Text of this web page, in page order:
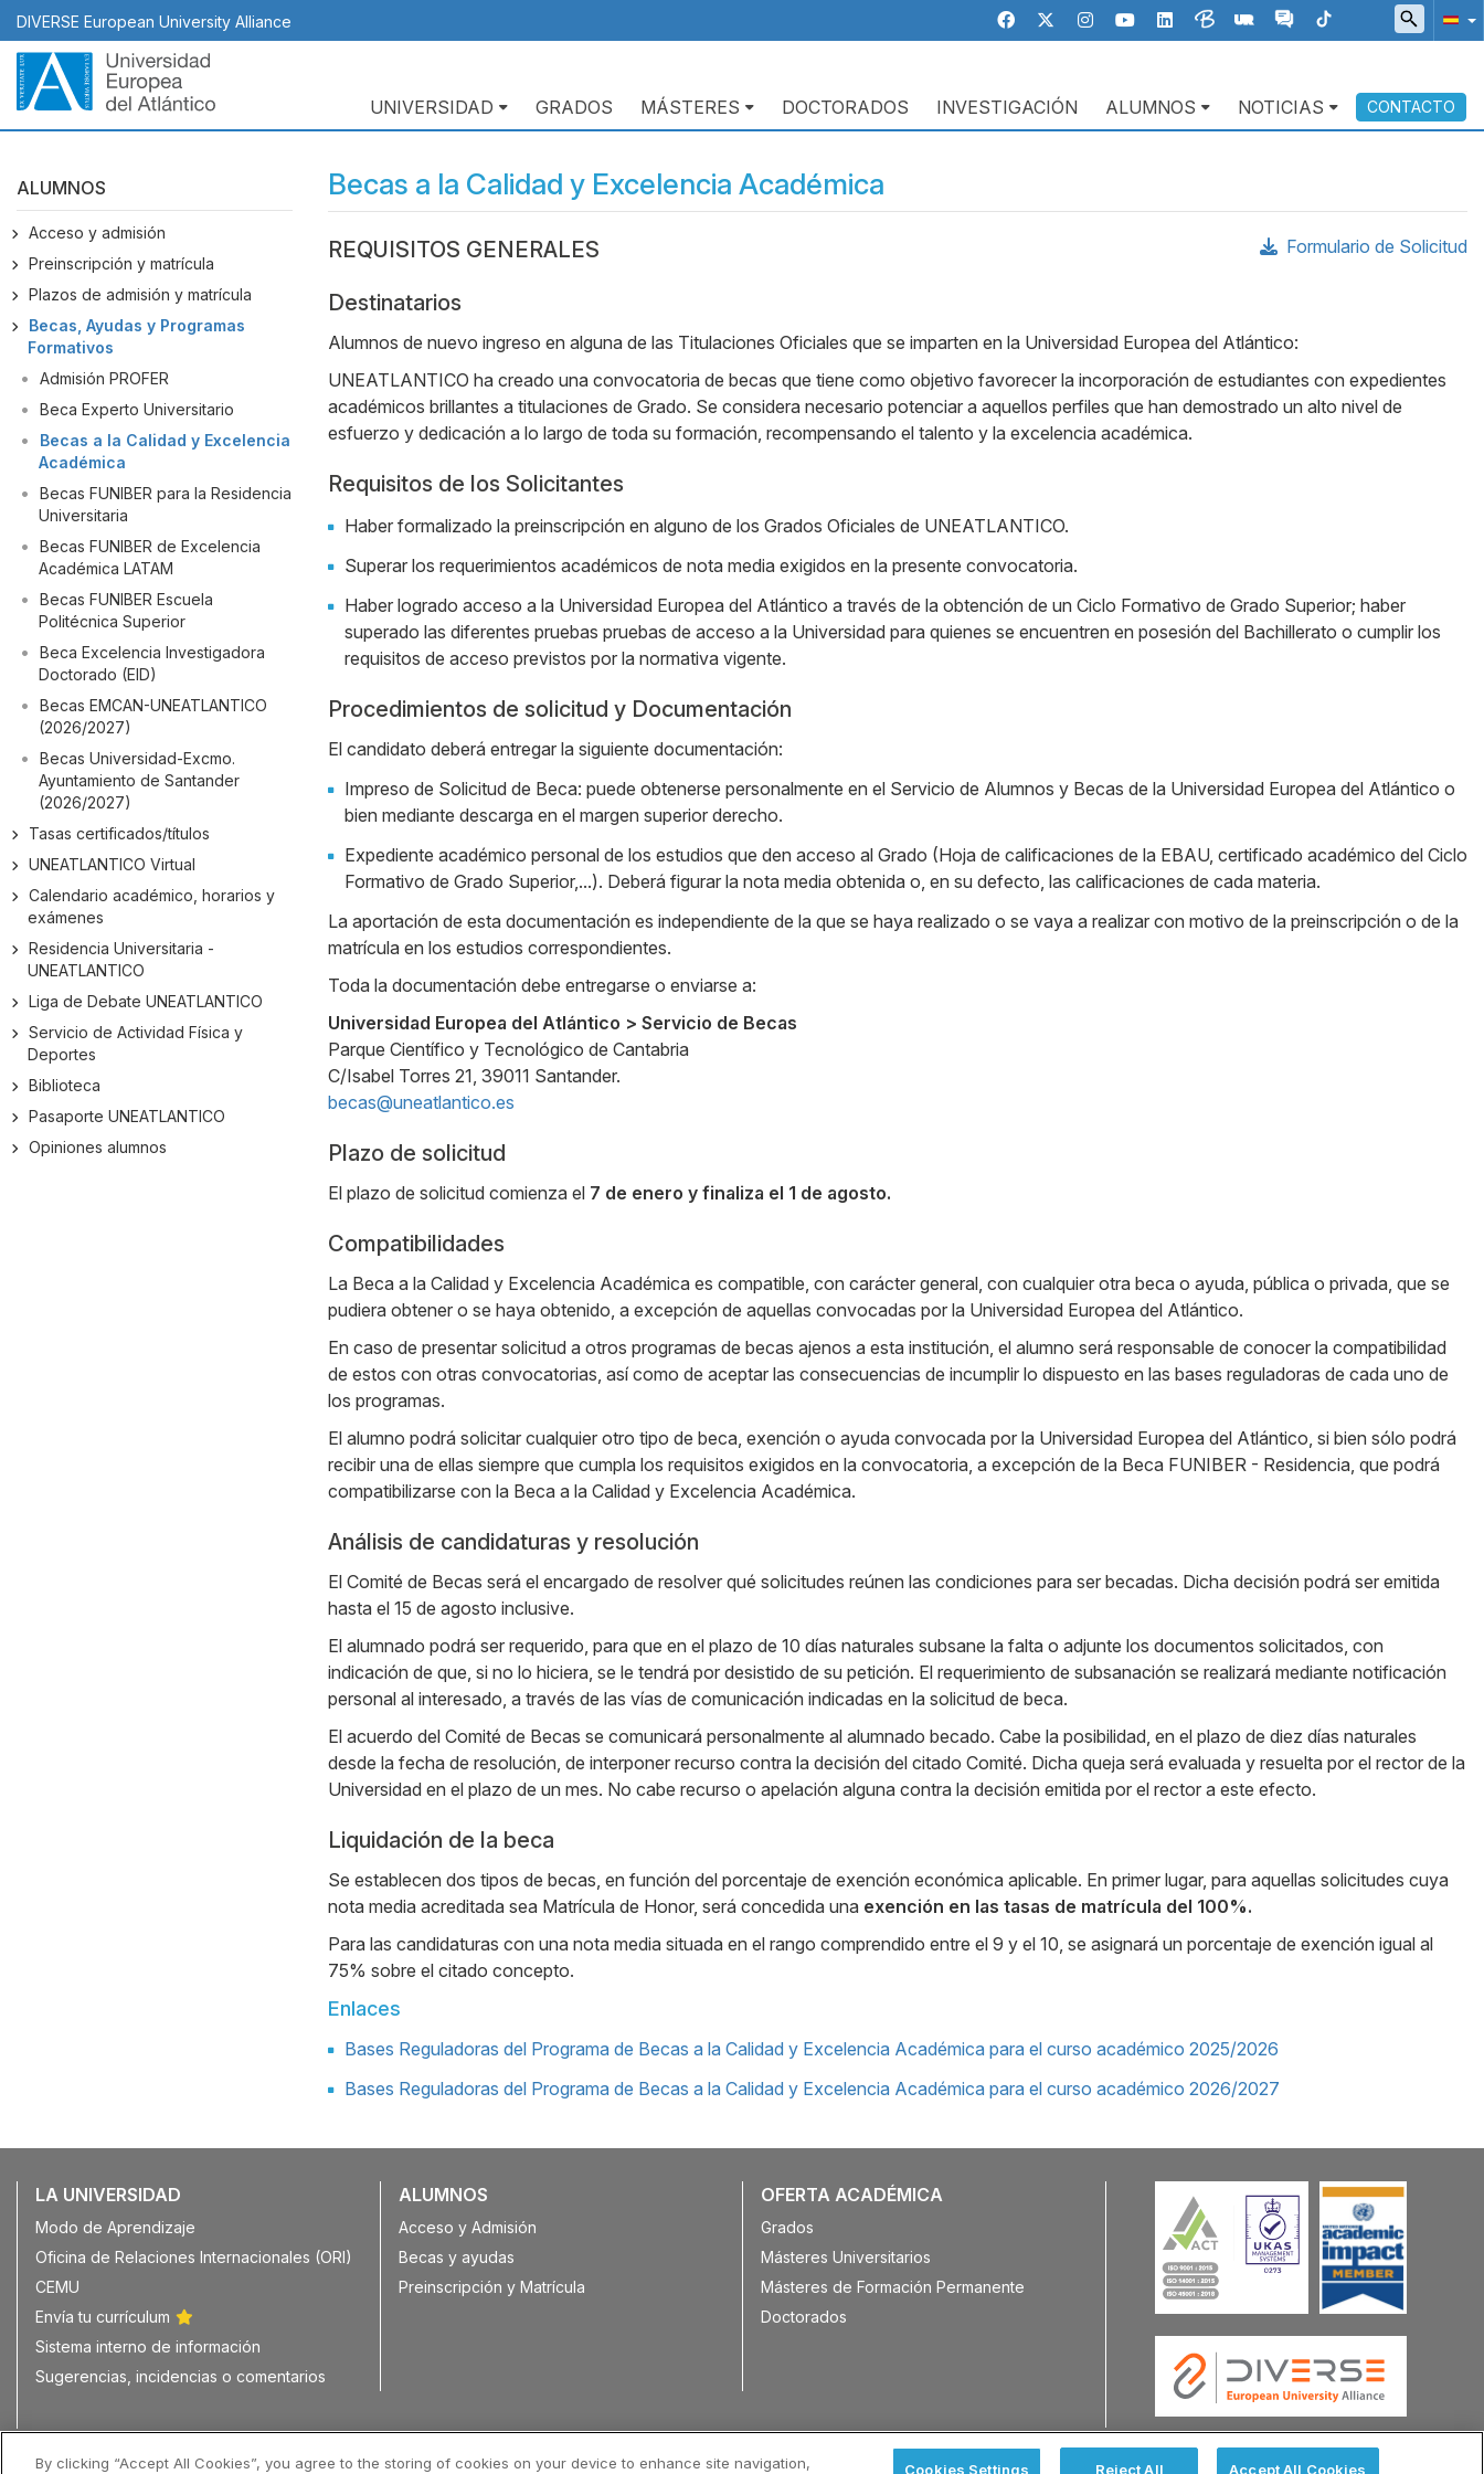
Pasar
al
contenido
principal
DIVERSE European University Alliance
Navegación
principal
UNIVERSIDAD GRADOS MÁSTERES DOCTORADOS INVESTIGACIÓN ALUMNOS NOTICIAS CONTACTO
ALUMNOS
Acceso y admisión
Preinscripción y matrícula
Plazos de admisión y matrícula
Becas, Ayudas y Programas
Formativos
Admisión PROFER
Beca Experto Universitario
Becas a la Calidad y Excelencia
Académica
Becas FUNIBER para la Residencia
Universitaria
Becas FUNIBER de Excelencia
Académica LATAM
Becas FUNIBER Escuela
Politécnica Superior
Beca Excelencia Investigadora
Doctorado (EID)
Becas EMCAN-UNEATLANTICO
(2026/2027)
Becas Universidad-Excmo.
Ayuntamiento de Santander
(2026/2027)
Tasas certificados/títulos
UNEATLANTICO Virtual
Calendario académico, horarios y
exámenes
Residencia Universitaria -
UNEATLANTICO
Liga de Debate UNEATLANTICO
Servicio de Actividad Física y
Deportes
Biblioteca
Pasaporte UNEATLANTICO
Opiniones alumnos
Becas a la Calidad y Excelencia Académica
Body
Formulario de Solicitud
REQUISITOS GENERALES
Destinatarios
Alumnos de nuevo ingreso en alguna de las Titulaciones Oficiales que se imparten en la Universidad Europea del Atlántico:
UNEATLANTICO ha creado una convocatoria de becas que tiene como objetivo favorecer la incorporación de estudiantes con expedientes
académicos brillantes a titulaciones de Grado. Se considera necesario potenciar a aquellos perfiles que han demostrado un alto nivel de
esfuerzo y dedicación a lo largo de toda su formación, recompensando el talento y la excelencia académica.
Requisitos de los Solicitantes
Haber formalizado la preinscripción en alguno de los Grados Oficiales de UNEATLANTICO.
Superar los requerimientos académicos de nota media exigidos en la presente convocatoria.
Haber logrado acceso a la Universidad Europea del Atlántico a través de la obtención de un Ciclo Formativo de Grado Superior; haber
superado las diferentes pruebas pruebas de acceso a la Universidad para quienes se encuentren en posesión del Bachillerato o cumplir los
requisitos de acceso previstos por la normativa vigente.
Procedimientos de solicitud y Documentación
El candidato deberá entregar la siguiente documentación:
Impreso de Solicitud de Beca: puede obtenerse personalmente en el Servicio de Alumnos y Becas de la Universidad Europea del Atlántico o
bien mediante descarga en el margen superior derecho.
Expediente académico personal de los estudios que den acceso al Grado (Hoja de calificaciones de la EBAU, certificado académico del Ciclo
Formativo de Grado Superior,...). Deberá figurar la nota media obtenida o, en su defecto, las calificaciones de cada materia.
La aportación de esta documentación es independiente de la que se haya realizado o se vaya a realizar con motivo de la preinscripción o de la
matrícula en los estudios correspondientes.
Toda la documentación debe entregarse o enviarse a:
Universidad Europea del Atlántico > Servicio de Becas
Parque Científico y Tecnológico de Cantabria
C/Isabel Torres 21, 39011 Santander.
becas@uneatlantico.es
Plazo de solicitud
El plazo de solicitud comienza el 7 de enero y finaliza el 1 de agosto.
Compatibilidades
La Beca a la Calidad y Excelencia Académica es compatible, con carácter general, con cualquier otra beca o ayuda, pública o privada, que se
pudiera obtener o se haya obtenido, a excepción de aquellas convocadas por la Universidad Europea del Atlántico.
En caso de presentar solicitud a otros programas de becas ajenos a esta institución, el alumno será responsable de conocer la compatibilidad
de estos con otras convocatorias, así como de aceptar las consecuencias de incumplir lo dispuesto en las bases reguladoras de cada uno de
los programas.
El alumno podrá solicitar cualquier otro tipo de beca, exención o ayuda convocada por la Universidad Europea del Atlántico, si bien sólo podrá
recibir una de ellas siempre que cumpla los requisitos exigidos en la convocatoria, a excepción de la Beca FUNIBER - Residencia, que podrá
compatibilizarse con la Beca a la Calidad y Excelencia Académica.
Análisis de candidaturas y resolución
El Comité de Becas será el encargado de resolver qué solicitudes reúnen las condiciones para ser becadas. Dicha decisión podrá ser emitida
hasta el 15 de agosto inclusive.
El alumnado podrá ser requerido, para que en el plazo de 10 días naturales subsane la falta o adjunte los documentos solicitados, con
indicación de que, si no lo hiciera, se le tendrá por desistido de su petición. El requerimiento de subsanación se realizará mediante notificación
personal al interesado, a través de las vías de comunicación indicadas en la solicitud de beca.
El acuerdo del Comité de Becas se comunicará personalmente al alumnado becado. Cabe la posibilidad, en el plazo de diez días naturales
desde la fecha de resolución, de interponer recurso contra la decisión del citado Comité. Dicha queja será evaluada y resuelta por el rector de la
Universidad en el plazo de un mes. No cabe recurso o apelación alguna contra la decisión emitida por el rector a este efecto.
Liquidación de la beca
Se establecen dos tipos de becas, en función del porcentaje de exención económica aplicable. En primer lugar, para aquellas solicitudes cuya
nota media acreditada sea Matrícula de Honor, será concedida una exención en las tasas de matrícula del 100%.
Para las candidaturas con una nota media situada en el rango comprendido entre el 9 y el 10, se asignará un porcentaje de exención igual al
75% sobre el citado concepto.
Enlaces
Bases Reguladoras del Programa de Becas a la Calidad y Excelencia Académica para el curso académico 2025/2026
Bases Reguladoras del Programa de Becas a la Calidad y Excelencia Académica para el curso académico 2026/2027
LA UNIVERSIDAD
Modo de Aprendizaje
Oficina de Relaciones Internacionales (ORI)
CEMU
Envía tu currículum
Sistema interno de información
Sugerencias, incidencias o comentarios
ALUMNOS
Acceso y Admisión
Becas y ayudas
Preinscripción y Matrícula
OFERTA ACADÉMICA
Grados
Másteres Universitarios
Másteres de Formación Permanente
Doctorados
By clicking “Accept All Cookies”, you agree to the storing of cookies on your device to enhance site navigation, Cookies Settings Reject All Accept All Cookies